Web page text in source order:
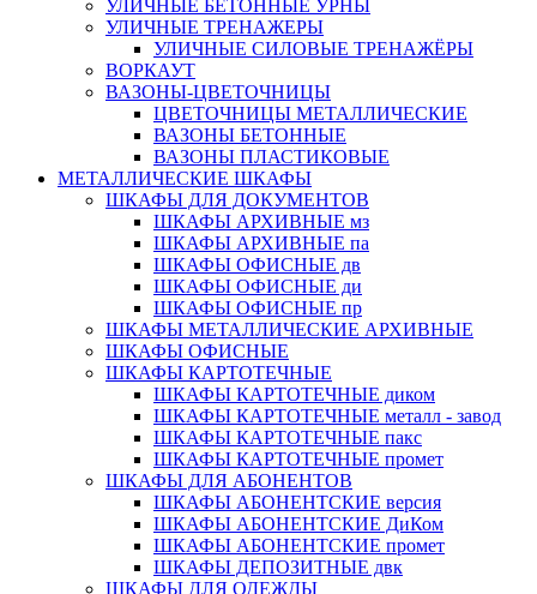
УЛИЧНЫЕ БЕТОННЫЕ УРНЫ
УЛИЧНЫЕ ТРЕНАЖЕРЫ
УЛИЧНЫЕ СИЛОВЫЕ ТРЕНАЖЁРЫ
ВОРКАУТ
ВАЗОНЫ-ЦВЕТОЧНИЦЫ
ЦВЕТОЧНИЦЫ МЕТАЛЛИЧЕСКИЕ
ВАЗОНЫ БЕТОННЫЕ
ВАЗОНЫ ПЛАСТИКОВЫЕ
МЕТАЛЛИЧЕСКИЕ ШКАФЫ
ШКАФЫ ДЛЯ ДОКУМЕНТОВ
ШКАФЫ АРХИВНЫЕ мз
ШКАФЫ АРХИВНЫЕ па
ШКАФЫ ОФИСНЫЕ дв
ШКАФЫ ОФИСНЫЕ ди
ШКАФЫ ОФИСНЫЕ пр
ШКАФЫ МЕТАЛЛИЧЕСКИЕ АРХИВНЫЕ
ШКАФЫ ОФИСНЫЕ
ШКАФЫ КАРТОТЕЧНЫЕ
ШКАФЫ КАРТОТЕЧНЫЕ диком
ШКАФЫ КАРТОТЕЧНЫЕ металл - завод
ШКАФЫ КАРТОТЕЧНЫЕ пакс
ШКАФЫ КАРТОТЕЧНЫЕ промет
ШКАФЫ ДЛЯ АБОНЕНТОВ
ШКАФЫ АБОНЕНТСКИЕ версия
ШКАФЫ АБОНЕНТСКИЕ ДиКом
ШКАФЫ АБОНЕНТСКИЕ промет
ШКАФЫ ДЕПОЗИТНЫЕ двк
ШКАФЫ ДЛЯ ОДЕЖДЫ